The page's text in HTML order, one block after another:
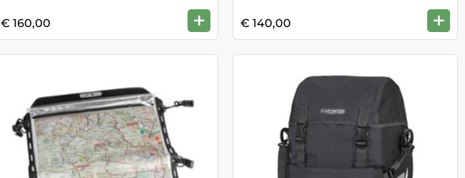
€ 160,00 + € 140,00 +